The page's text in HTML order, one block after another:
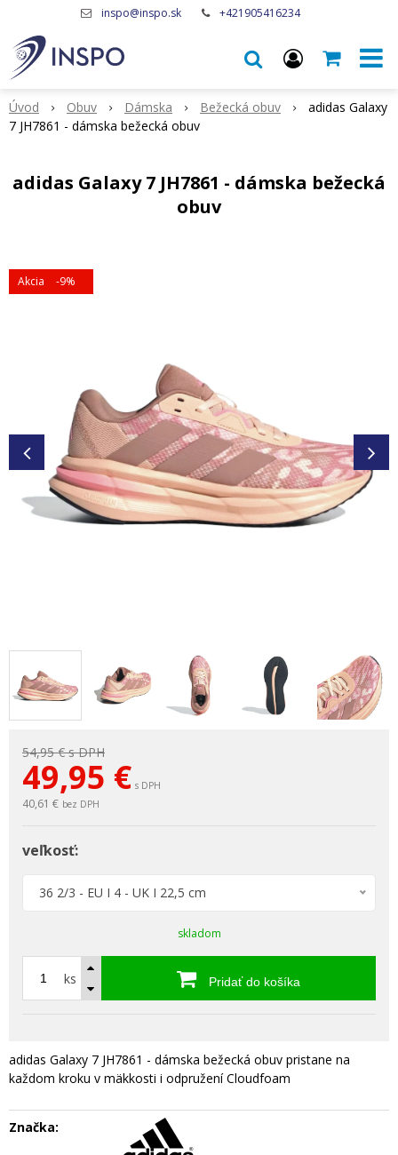
inspo@inspo.sk +421905416234
Úvod Obuv Dámska Bežecká obuv
adidas Galaxy
7 JH7861 - dámska bežecká obuv
adidas Galaxy 7 JH7861 - dámska bežecká
obuv
Akcia -9%
54,95 €s DPH
49,95 € s DPH
40,61 € bez DPH
veľkosť:
36 2/3 - EU I 4 - UK I 22,5 cm
skladom
ks Pridať do košíka
adidas Galaxy 7 JH7861 - dámska bežecká obuv pristane na
každom kroku v mäkkosti i odpružení Cloudfoam
Značka: